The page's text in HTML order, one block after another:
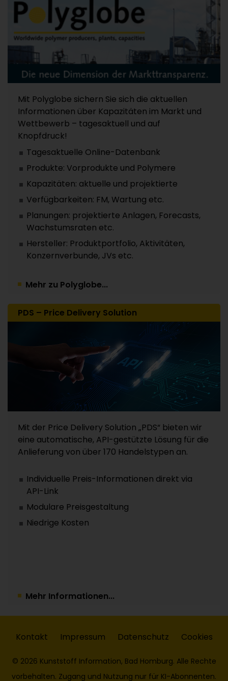
Mit Polyglobe sichern Sie sich die aktuellen
Informationen über Kapazitäten im Markt und
Wettbewerb – tagesaktuell und auf
Knopfdruck!
Tagesaktuelle Online-Datenbank
Produkte: Vorprodukte und Polymere
Kapazitäten: aktuelle und projektierte
Verfügbarkeiten: FM, Wartung etc.
Planungen: projektierte Anlagen, Forecasts,
Wachstumsraten etc.
Hersteller: Produktportfolio, Aktivitäten,
Konzernverbunde, JVs etc.
Mehr zu Polyglobe...
PDS – Price Delivery Solution
Mit der Price Delivery Solution „PDS“ bieten wir
eine automatische, API-gestützte Lösung für die
Anlieferung von über 170 Handelstypen an.
Individuelle Preis-Informationen direkt via
API-Link
Modulare Preisgestaltung
Niedrige Kosten
Mehr Informationen...
Kontakt Impressum Datenschutz Cookies
© 2026 Kunststoff Information, Bad Homburg. Alle Rechte
vorbehalten. Zugang und Nutzung nur für KI-Abonnenten.